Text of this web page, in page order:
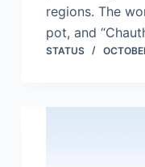
regions. The
pot, and
STATUS